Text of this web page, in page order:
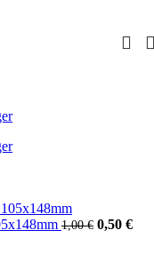
1,00€ 0,50 €